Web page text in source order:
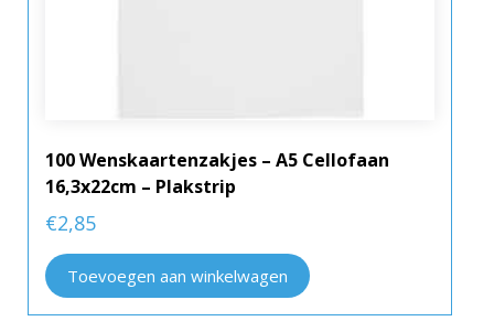
100 Wenskaartenzakjes – A5 Cellofaan
16,3x22cm – Plakstrip
€2,85
Toevoegen aan winkelwagen